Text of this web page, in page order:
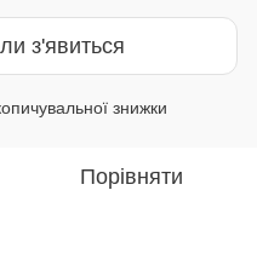
з'явиться
знижки
Порівняти